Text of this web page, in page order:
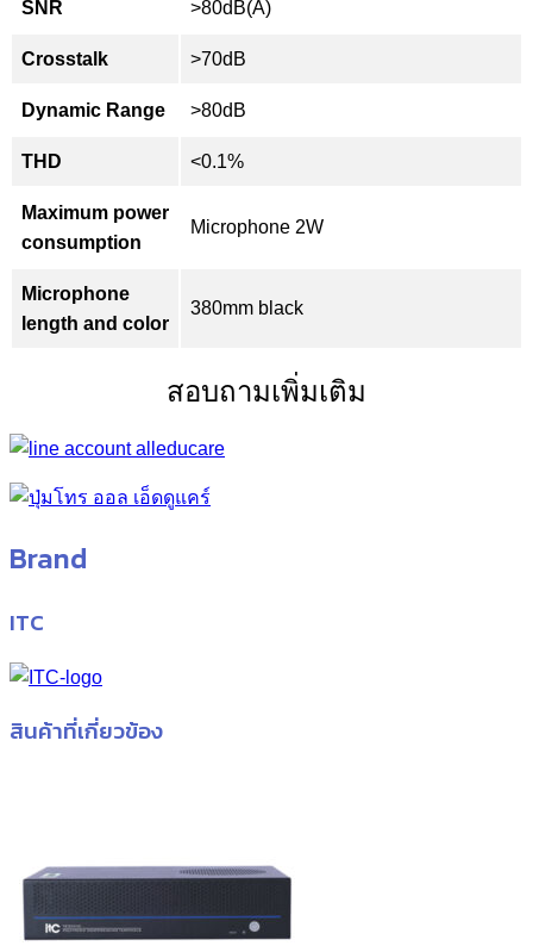
SNR >80dB(A)
Crosstalk >70dB
Dynamic Range >80dB
THD <0.1%
Maximum power
consumption
Microphone 2W
Microphone
length and color
380mm black
สอบถามเพิ่มเติม
Brand
ITC
สินค้าที่เกี่ยวข้อง